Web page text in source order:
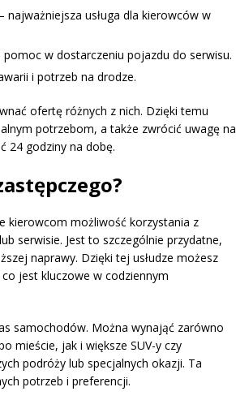
– najważniejsza usługa dla kierowców w
pomoc w dostarczeniu pojazdu do serwisu.
i potrzeb na drodze.
ofertę różnych z nich. Dzięki temu
potrzebom, a także zwrócić uwagę na
24 godziny na dobę.
kierowcom możliwość korzystania z
serwisie. Jest to szczególnie przydatne,
naprawy. Dzięki tej usłudze możesz
jest kluczowe w codziennym
samochodów. Można wynająć zarówno
mieście, jak i większe SUV-y czy
podróży lub specjalnych okazji. Ta
potrzeb i preferencji.